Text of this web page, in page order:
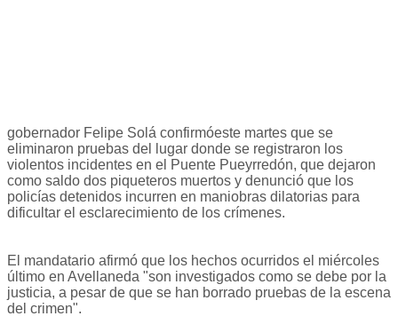
gobernador Felipe Solá confirmóeste martes que se
eliminaron pruebas del lugar donde se registraron los
violentos incidentes en el Puente Pueyrredón, que dejaron
como saldo dos piqueteros muertos y denunció que los
policías detenidos incurren en maniobras dilatorias para
dificultar el esclarecimiento de los crímenes.
El mandatario afirmó que los hechos ocurridos el miércoles
último en Avellaneda "son investigados como se debe por la
justicia, a pesar de que se han borrado pruebas de la escena
del crimen".